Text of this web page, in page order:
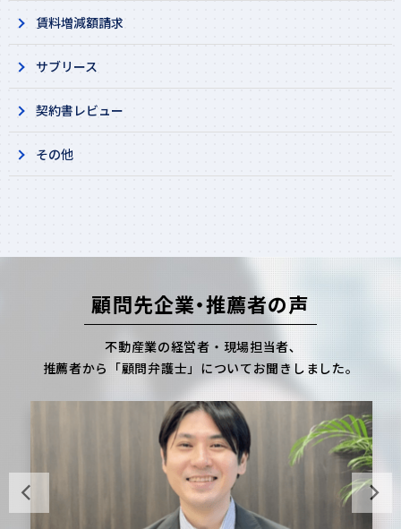
賃料増減額請求
サブリース
契約書レビュー
その他​
顧問先企業・推薦者の声
不動産業の経営者・現場担当者､
推薦者から「顧問弁護士」についてお聞きしました。